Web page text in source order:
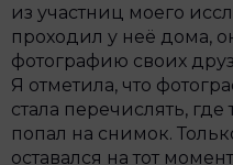
из участниц моего
проходил у неё дома,
фотографию своих
Я отметила, что
стала перечислять, где
попал на снимок.
оставался на тот